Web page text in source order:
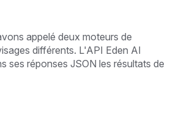
appelé deux moteurs de
différents. L'API Eden AI
ses réponses JSON les résultats de